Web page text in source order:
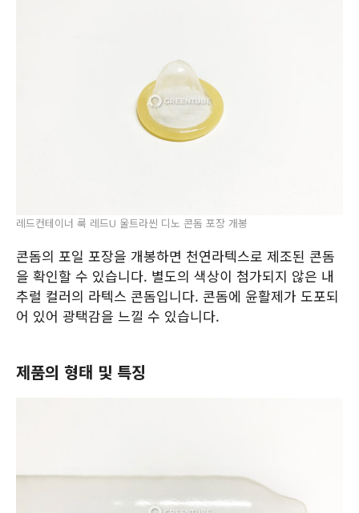
레드컨테이너 룩 레드U 울트라씬 디노 콘돔 포장 개봉
콘돔의 포일 포장을 개봉하면 천연라텍스로 제조된 콘돔
을 확인할 수 있습니다. 별도의 색상이 첨가되지 않은 내
추럴 컬러의 라텍스 콘돔입니다. 콘돔에 윤활제가 도포되
어 있어 광택감을 느낄 수 있습니다.
제품의 형태 및 특징